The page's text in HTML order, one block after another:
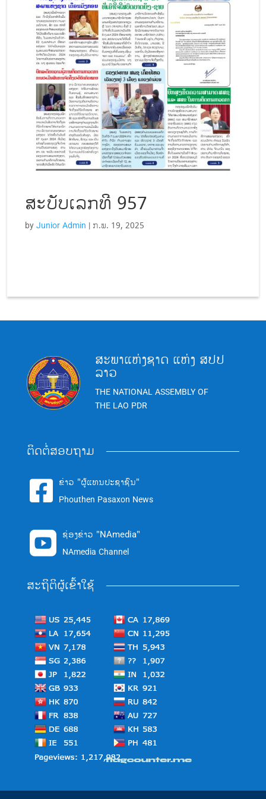
ສະບັບເລກທີ 957
by Junior Admin | ກ.ພ. 19, 2025
ສະພາແຫ່ງຊາດ ແຫ່ງ ສປປ
ລາວ
THE NATIONAL ASSEMBLY OF
THE LAO PDR
ຕິດຕໍ່ສອບຖາມ
 ຂ່າວ "ຜູ້ແທນປະຊາຊົນ"
Phouthen Pasaxon News
 ຊ່ອງຂ່າວ "NAmedia"
NAmedia Channel
ສະຖິຕິຜູ້ເຂົ້າໃຊ້